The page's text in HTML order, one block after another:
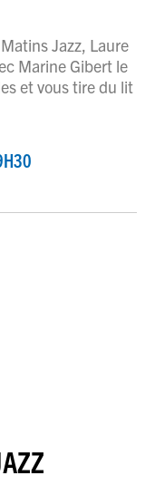
Jazz, Laure
Marine Gibert le
et vous tire du lit